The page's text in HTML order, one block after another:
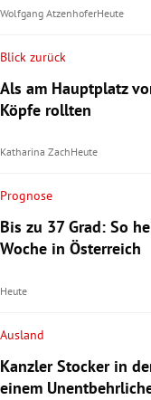
Wolfgang AtzenhoferHeute
Blick zurück
Als am Hauptplatz
Köpfe rollten
Katharina ZachHeute
Prognose
Bis zu 37 Grad: So
Woche in Österreich
Heute
Ausland
Kanzler Stocker in
einem